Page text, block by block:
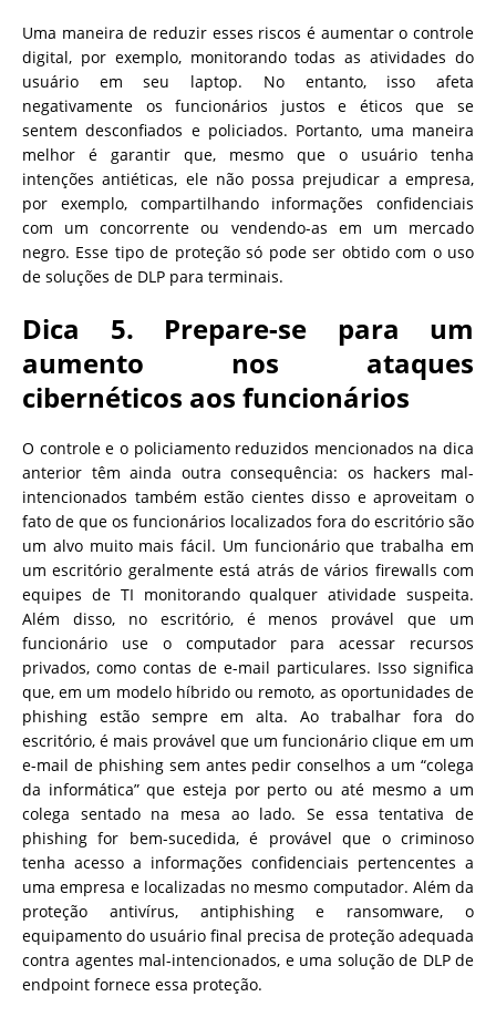
Uma maneira de reduzir esses riscos é aumentar o controle
digital, por exemplo, monitorando todas as atividades do
usuário em seu laptop. No entanto, isso afeta
negativamente os funcionários justos e éticos que se
sentem desconfiados e policiados. Portanto, uma maneira
melhor é garantir que, mesmo que o usuário tenha
intenções antiéticas, ele não possa prejudicar a empresa,
por exemplo, compartilhando informações confidenciais
com um concorrente ou vendendo-as em um mercado
negro. Esse tipo de proteção só pode ser obtido com o uso
de soluções de DLP para terminais.
Dica 5. Prepare-se para um
aumento nos ataques
cibernéticos aos funcionários
O controle e o policiamento reduzidos mencionados na dica
anterior têm ainda outra consequência: os hackers mal-
intencionados também estão cientes disso e aproveitam o
fato de que os funcionários localizados fora do escritório são
um alvo muito mais fácil. Um funcionário que trabalha em
um escritório geralmente está atrás de vários firewalls com
equipes de TI monitorando qualquer atividade suspeita.
Além disso, no escritório, é menos provável que um
funcionário use o computador para acessar recursos
privados, como contas de e-mail particulares. Isso significa
que, em um modelo híbrido ou remoto, as oportunidades de
phishing estão sempre em alta. Ao trabalhar fora do
escritório, é mais provável que um funcionário clique em um
e-mail de phishing sem antes pedir conselhos a um “colega
da informática” que esteja por perto ou até mesmo a um
colega sentado na mesa ao lado. Se essa tentativa de
phishing for bem-sucedida, é provável que o criminoso
tenha acesso a informações confidenciais pertencentes a
uma empresa e localizadas no mesmo computador. Além da
proteção antivírus, antiphishing e ransomware, o
equipamento do usuário final precisa de proteção adequada
contra agentes mal-intencionados, e uma solução de DLP de
endpoint fornece essa proteção.